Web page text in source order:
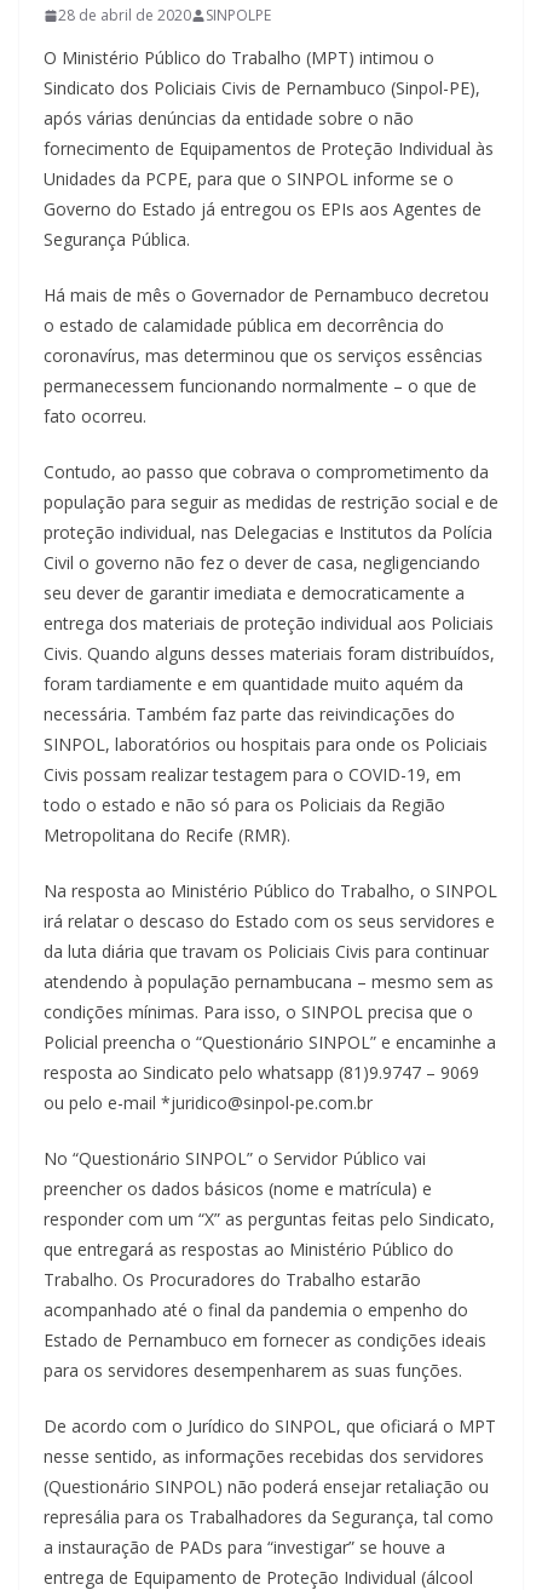
28 de abril de 2020 SINPOLPE
O Ministério Público do Trabalho (MPT) intimou o
Sindicato dos Policiais Civis de Pernambuco (Sinpol-PE),
após várias denúncias da entidade sobre o não
fornecimento de Equipamentos de Proteção Individual às
Unidades da PCPE, para que o SINPOL informe se o
Governo do Estado já entregou os EPIs aos Agentes de
Segurança Pública.
Há mais de mês o Governador de Pernambuco decretou
o estado de calamidade pública em decorrência do
coronavírus, mas determinou que os serviços essências
permanecessem funcionando normalmente – o que de
fato ocorreu.
Contudo, ao passo que cobrava o comprometimento da
população para seguir as medidas de restrição social e de
proteção individual, nas Delegacias e Institutos da Polícia
Civil o governo não fez o dever de casa, negligenciando
seu dever de garantir imediata e democraticamente a
entrega dos materiais de proteção individual aos Policiais
Civis. Quando alguns desses materiais foram distribuídos,
foram tardiamente e em quantidade muito aquém da
necessária. Também faz parte das reivindicações do
SINPOL, laboratórios ou hospitais para onde os Policiais
Civis possam realizar testagem para o COVID-19, em
todo o estado e não só para os Policiais da Região
Metropolitana do Recife (RMR).
Na resposta ao Ministério Público do Trabalho, o SINPOL
irá relatar o descaso do Estado com os seus servidores e
da luta diária que travam os Policiais Civis para continuar
atendendo à população pernambucana – mesmo sem as
condições mínimas. Para isso, o SINPOL precisa que o
Policial preencha o “Questionário SINPOL” e encaminhe a
resposta ao Sindicato pelo whatsapp (81)9.9747 – 9069
ou pelo e-mail *juridico@sinpol-pe.com.br
No “Questionário SINPOL” o Servidor Público vai
preencher os dados básicos (nome e matrícula) e
responder com um “X” as perguntas feitas pelo Sindicato,
que entregará as respostas ao Ministério Público do
Trabalho. Os Procuradores do Trabalho estarão
acompanhado até o final da pandemia o empenho do
Estado de Pernambuco em fornecer as condições ideais
para os servidores desempenharem as suas funções.
De acordo com o Jurídico do SINPOL, que oficiará o MPT
nesse sentido, as informações recebidas dos servidores
(Questionário SINPOL) não poderá ensejar retaliação ou
represália para os Trabalhadores da Segurança, tal como
a instauração de PADs para “investigar” se houve a
entrega de Equipamento de Proteção Individual (álcool